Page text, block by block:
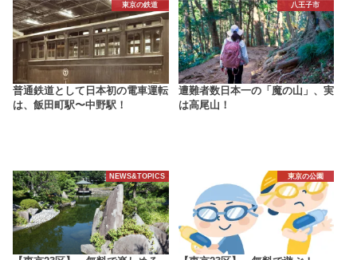
東京の鉄道
普通鉄道として日本初の電車運転
は、飯田町駅〜中野駅！
八王子市
遭難者数日本一の「魔の山」、実
は高尾山！
NEWS&TOPICS 東京の公園